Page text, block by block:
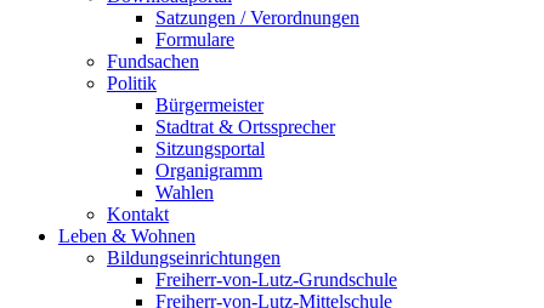
Satzungen / Verordnungen
Formulare
Fundsachen
Politik
Bürgermeister
Stadtrat & Ortssprecher
Sitzungsportal
Organigramm
Wahlen
Kontakt
Leben & Wohnen
Bildungseinrichtungen
Freiherr-von-Lutz-Grundschule
Freiherr-von-Lutz-Mittelschule